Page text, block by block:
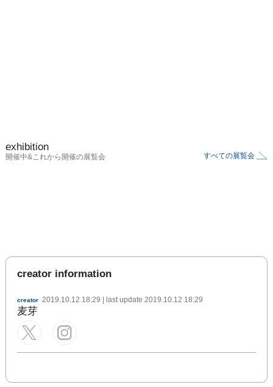
exhibition
開催中&これから開催の展覧会 すべての展覧会
creator information
creator 2019.10.12 18:29 | last update 2019.10.12 18:29
麦芽